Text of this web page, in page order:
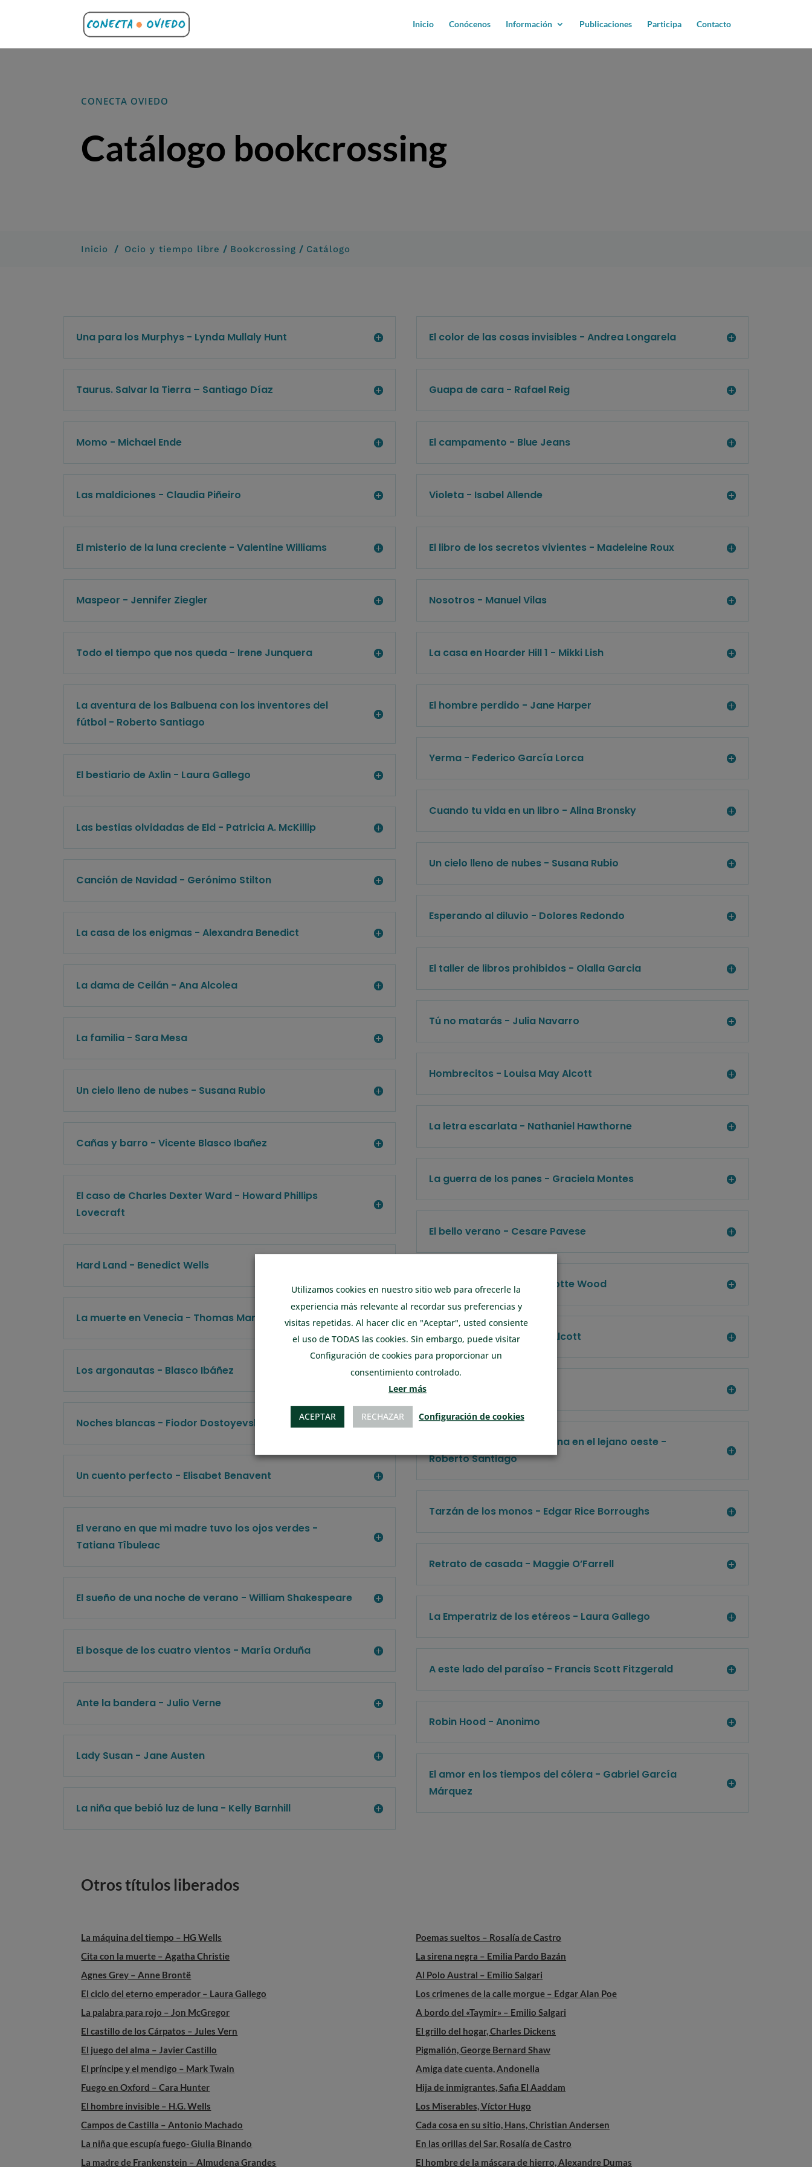
Inicio Conócenos Información Publicaciones Participa Contacto
CONECTA OVIEDO
Catálogo bookcrossing
Inicio / Ocio y tiempo libre / Bookcrossing / Catálogo
Una para los Murphys - Lynda Mullaly Hunt
Taurus. Salvar la Tierra – Santiago Díaz
Momo - Michael Ende
Las maldiciones - Claudia Piñeiro
El misterio de la luna creciente - Valentine Williams
Maspeor - Jennifer Ziegler
Todo el tiempo que nos queda - Irene Junquera
La aventura de los Balbuena con los inventores del
fútbol - Roberto Santiago
El bestiario de Axlin - Laura Gallego
Las bestias olvidadas de Eld - Patricia A. McKillip
Canción de Navidad - Gerónimo Stilton
La casa de los enigmas - Alexandra Benedict
La dama de Ceilán - Ana Alcolea
La familia - Sara Mesa
Un cielo lleno de nubes - Susana Rubio
Cañas y barro - Vicente Blasco Ibañez
El caso de Charles Dexter Ward - Howard Phillips
Lovecraft
Hard Land - Benedict Wells
La muerte en Venecia - Thomas Mann
Los argonautas - Blasco Ibáñez
Noches blancas - Fiodor Dostoyevski
Un cuento perfecto - Elisabet Benavent
El verano en que mi madre tuvo los ojos verdes -
Tatiana Tîbuleac
El sueño de una noche de verano - William Shakespeare
El bosque de los cuatro vientos - María Orduña
Ante la bandera - Julio Verne
Lady Susan - Jane Austen
La niña que bebió luz de luna - Kelly Barnhill
El color de las cosas invisibles - Andrea Longarela
Guapa de cara - Rafael Reig
El campamento - Blue Jeans
Violeta - Isabel Allende
El libro de los secretos vivientes - Madeleine Roux
Nosotros - Manuel Vilas
La casa en Hoarder Hill 1 - Mikki Lish
El hombre perdido - Jane Harper
Yerma - Federico García Lorca
Cuando tu vida en un libro - Alina Bronsky
Un cielo lleno de nubes - Susana Rubio
Esperando al diluvio - Dolores Redondo
El taller de libros prohibidos - Olalla Garcia
Tú no matarás - Julia Navarro
Hombrecitos - Louisa May Alcott
La letra escarlata - Nathaniel Hawthorne
La guerra de los panes - Graciela Montes
El bello verano - Cesare Pavese
En estado salvaje - Charlotte Wood
Bajo las lilas - Lousi May Alcott
La aventura de los Balbuena en el lejano oeste -
Roberto Santiago
Tarzán de los monos - Edgar Rice Borroughs
Retrato de casada - Maggie O’Farrell
La Emperatriz de los etéreos - Laura Gallego
A este lado del paraíso - Francis Scott Fitzgerald
Robin Hood - Anonimo
El amor en los tiempos del cólera - Gabriel García
Márquez
Otros títulos liberados
La máquina del tiempo – HG Wells
Cita con la muerte – Agatha Christie
Agnes Grey – Anne Brontë
El ciclo del eterno emperador – Laura Gallego
La palabra para rojo – Jon McGregor
El castillo de los Cárpatos – Jules Vern
El juego del alma – Javier Castillo
El príncipe y el mendigo – Mark Twain
Fuego en Oxford – Cara Hunter
El hombre invisible – H.G. Wells
Campos de Castilla – Antonio Machado
La niña que escupía fuego- Giulia Binando
La madre de Frankenstein – Almudena Grandes
Poemas sueltos – Rosalía de Castro
La sirena negra – Emilia Pardo Bazán
Al Polo Austral – Emilio Salgari
Los crimenes de la calle morgue – Edgar Alan Poe
A bordo del «Taymir» – Emilio Salgari
El grillo del hogar, Charles Dickens
Pigmalión, George Bernard Shaw
Amiga date cuenta, Andonella
Hija de inmigrantes, Safia El Aaddam
Los Miserables, Víctor Hugo
Cada cosa en su sitio, Hans, Christian Andersen
En las orillas del Sar, Rosalía de Castro
El hombre de la máscara de hierro, Alexandre Dumas
Utilizamos cookies en nuestro sitio web para ofrecerle la
experiencia más relevante al recordar sus preferencias y
visitas repetidas. Al hacer clic en "Aceptar", usted consiente
el uso de TODAS las cookies. Sin embargo, puede visitar
Configuración de cookies para proporcionar un
consentimiento controlado.
Leer más
ACEPTAR RECHAZAR Configuración de cookies